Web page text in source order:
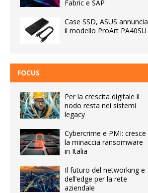
Fabric e SAP
Case SSD, ASUS annuncia
il modello ProArt PA40SU
FOCUS
Per la crescita digitale il
nodo resta nei sistemi
legacy
Cybercrime e PMI: cresce
la minaccia ransomware
in Italia
Il futuro del networking e
dell’edge per la rete
aziendale